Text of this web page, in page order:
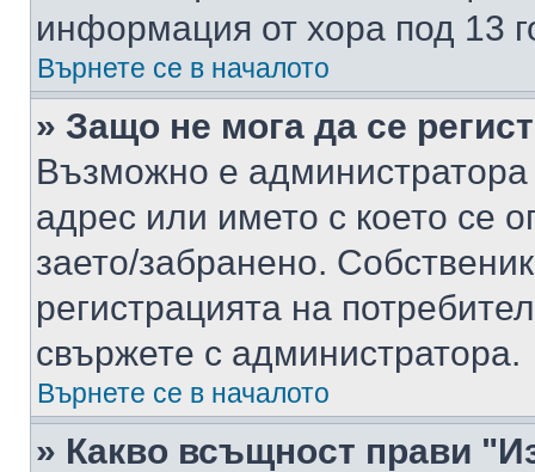
информация от хора под 13
Върнете се в началото
» Защо не мога да се
Възможно е
адрес или името с което се
заето/забранено.
регистрацията на
свържете с администратора.
Върнете се в началото
» Какво всъщност прави